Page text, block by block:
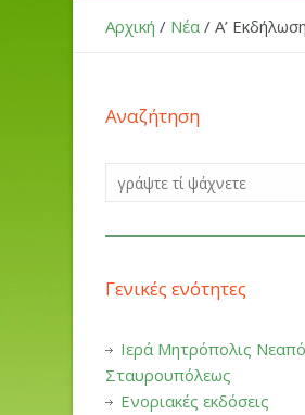
Αρχική / Νέα /Α’
Αναζήτηση
Γενικές ενότητες
Ιερά Μητρόπολις
Σταυρουπόλεως
Ενοριακές εκδόσεις